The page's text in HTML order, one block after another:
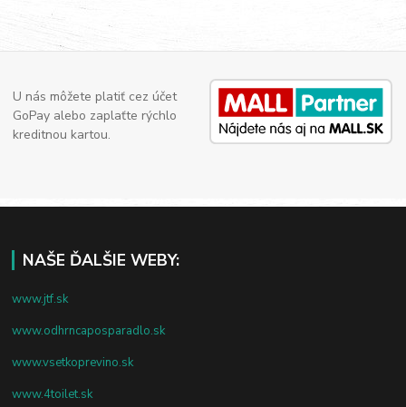
U nás môžete platiť cez účet
GoPay alebo zaplaťte rýchlo
kreditnou kartou.
NAŠE ĎALŠIE WEBY:
www.jtf.sk
www.odhrncaposparadlo.sk
www.vsetkoprevino.sk
www.4toilet.sk